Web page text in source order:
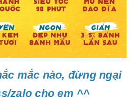
mắc nào, đừng ngại
zalo cho em ^^